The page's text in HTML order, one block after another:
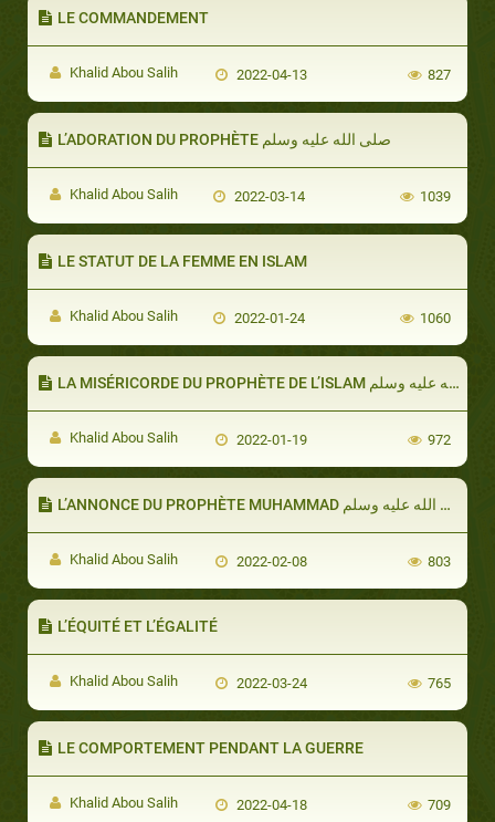
LE COMMANDEMENT
Khalid Abou Salih 2022-04-13 827
L’ADORATION DU PROPHÈTE صلى الله عليه وسلم
Khalid Abou Salih 2022-03-14 1039
LE STATUT DE LA FEMME EN ISLAM
Khalid Abou Salih 2022-01-24 1060
Khalid Abou Salih 2022-01-19 972
Khalid Abou Salih 2022-02-08 803
L’ÉQUITÉ ET L’ÉGALITÉ
Khalid Abou Salih 2022-03-24 765
LE COMPORTEMENT PENDANT LA GUERRE
Khalid Abou Salih 2022-04-18 709